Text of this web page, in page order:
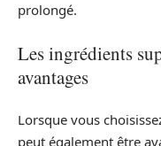
prolongé.
Les ingrédients
avantages
Lorsque vous
peut également être